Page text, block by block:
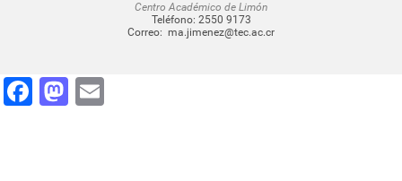
Centro Académico de Limón
Teléfono: 2550 9173
Correo: ma.jimenez@tec.ac.cr
Facebook
Mastodon